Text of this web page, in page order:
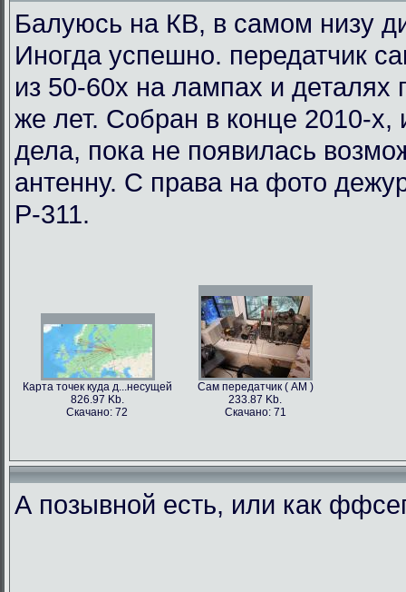
Балуюсь на КВ, в самом низу
Иногда успешно. передатчик
из 50-60х на лампах и деталях
же лет. Собран в конце 2010-х,
дела, пока не появилась
антенну. С права на фото
Р-311.
Карта точек куда д...несущей
826.97 Kb.
Скачано: 72
Сам передатчик ( АМ )
233.87 Kb.
Скачано: 71
А позывной есть, или как